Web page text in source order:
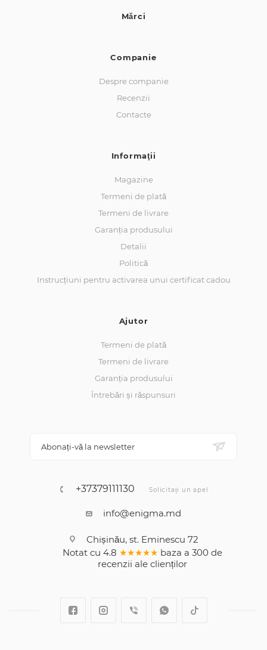
Mărci
Companie
Despre companie
Recenzii
Contacte
Informaţii
Magazine
Termeni de plată
Termeni de livrare
Garanția produsului
Detalii
Politică
Instrucțiuni pentru activarea unui certificat cadou
Ajutor
Termeni de plată
Termeni de livrare
Garanția produsului
Întrebări și răspunsuri
Abonați-vă la newsletter
+37379111130 Solicitați un apel
info@enigma.md
Chișinău, st. Eminescu 72
Notat cu 4.8 ★★★★★ baza a 300 de
recenzii ale clienților